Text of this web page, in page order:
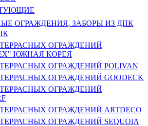
ОГРАЖДЕНИЯ, ЗАБОРЫ ИЗ ДПК
ОГРАЖДЕНИЙ
ЮЖНАЯ КОРЕЯ
ОГРАЖДЕНИЙ POLIVAN
ОГРАЖДЕНИЙ GOODECK
ОГРАЖДЕНИЙ
ОГРАЖДЕНИЙ ARTDECO
ОГРАЖДЕНИЙ SEQUOIA